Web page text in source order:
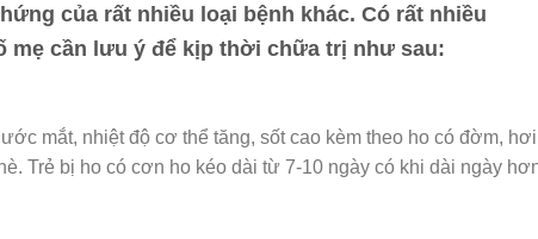
của rất nhiều loại bệnh khác. Có rất nhiều
mẹ cần lưu ý để kịp thời chữa trị như sau:
mắt, nhiệt độ cơ thể tăng, sốt cao kèm theo ho có đờm, hơi
Trẻ bị ho có cơn ho kéo dài từ 7-10 ngày có khi dài ngày